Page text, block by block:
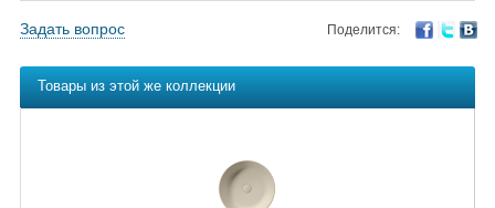
Задать вопрос Поделится:
Товары из этой же коллекции